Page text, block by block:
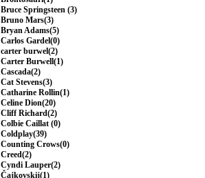
Bruce Springsteen (3)
Bruno Mars(3)
Bryan Adams(5)
Carlos Gardel(0)
carter burwel(2)
Carter Burwell(1)
Cascada(2)
Cat Stevens(3)
Catharine Rollin(1)
Celine Dion(20)
Cliff Richard(2)
Colbie Caillat (0)
Coldplay(39)
Counting Crows(0)
Creed(2)
Cyndi Lauper(2)
Čajkovskij(1)